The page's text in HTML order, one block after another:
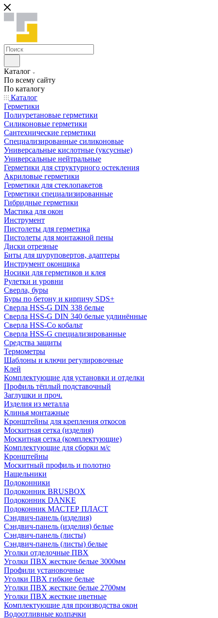
Каталог
По всему сайту
По каталогу
Каталог
Герметики
Полиуретановые герметики
Силиконовые герметики
Сантехнические герметики
Специализированные силиконовые
Универсальные кислотные (уксусные)
Универсальные нейтральные
Герметики для структурного остекления
Акриловые герметики
Герметики для стеклопакетов
Герметики специализированные
Гибридные герметики
Мастика для окон
Инструмент
Пистолеты для герметика
Пистолеты для монтажной пены
Диски отрезные
Биты для шуруповертов, адаптеры
Инструмент оконщика
Носики для герметиков и клея
Рулетки и уровни
Сверла, буры
Буры по бетону и кирпичу SDS+
Сверла HSS-G DIN 338 белые
Сверла HSS-G DIN 340 белые удлинённые
Сверла HSS-Co кобальт
Сверла HSS-G специализированные
Средства защиты
Термометры
Шаблоны и ключи регулировочные
Клей
Комплектующие для установки и отделки
Профиль тёплый подставочный
Заглушки и проч.
Изделия из металла
Клинья монтажные
Кронштейны для крепления откосов
Москитная сетка (изделия)
Москитная сетка (комплектующие)
Комплектующие для сборки м/с
Кронштейны
Москитный профиль и полотно
Нащельники
Подоконники
Подоконник BRUSBOX
Подоконник DANKE
Подоконник МАСТЕР ПЛАСТ
Сэндвич-панель (изделия)
Сэндвич-панель (изделия) белые
Сэндвич-панель (листы)
Сэндвич-панель (листы) белые
Уголки отделочные ПВХ
Уголки ПВХ жесткие белые 3000мм
Профили установочные
Уголки ПВХ гибкие белые
Уголки ПВХ жесткие белые 2700мм
Уголки ПВХ жесткие цветные
Комплектующие для производства окон
Водоотливные колпачки